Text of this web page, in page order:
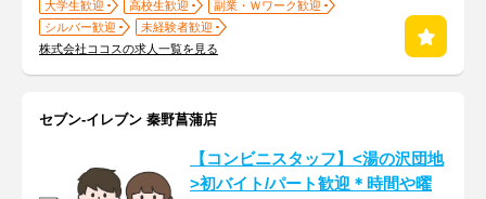
大学生歓迎 高校生歓迎
副業・Ｗワーク歓迎
シルバー歓迎
未経験者歓迎
株式会社ココスの求人一覧を見る
セブン-イレブン 秦野菖蒲店
【コンビニスタッフ】<湯の沢団地
>初バイト/パート歓迎＊時間や曜